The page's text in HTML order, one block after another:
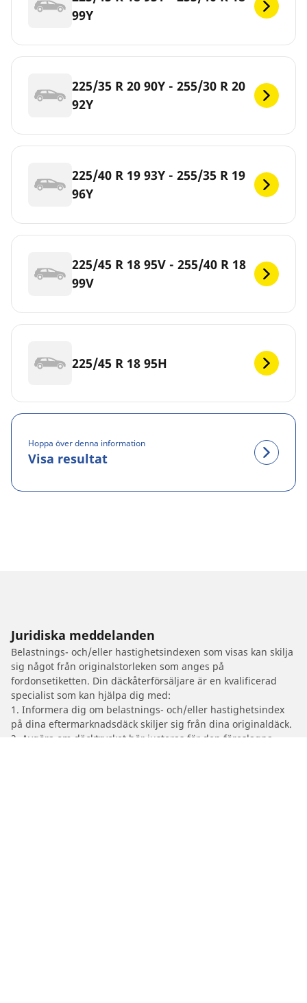
99Y
225/35 R 20 90Y - 255/30 R 20
92Y
225/40 R 19 93Y - 255/35 R 19
96Y
225/45 R 18 95V - 255/40 R 18
99V
225/45 R 18 95H
Hoppa över denna information
Visa resultat
Juridiska meddelanden
Belastnings- och/eller hastighetsindexen som visas kan skilja
sig något från originalstorleken som anges på
fordonsetiketten. Din däckåterförsäljare är en kvalificerad
specialist som kan hjälpa dig med:
1. Informera dig om belastnings- och/eller hastighetsindex
på dina eftermarknadsdäck skiljer sig från dina originaldäck.
2. Avgöra om däcktrycket bör justeras för den föreslagna